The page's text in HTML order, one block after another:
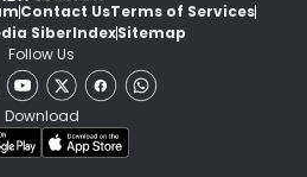
Contact UsTerms of Services
SiberIndexSitemap
Follow Us
Download